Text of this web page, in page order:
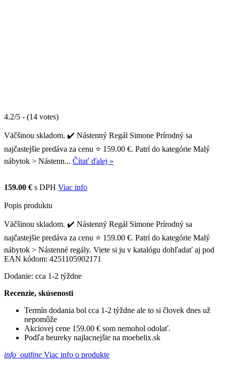
4.2/5 - (14 votes)
Väčšinou skladom. ✔️ Nástenný Regál Simone Prírodný sa
najčastejšie predáva za cenu ⭐ 159.00 €. Patrí do kategórie Malý
nábytok > Nástenn... Čítať ďalej »
159.00 € s DPH Viac info
Popis produktu
Väčšinou skladom. ✔️ Nástenný Regál Simone Prírodný sa
najčastejšie predáva za cenu ⭐ 159.00 €. Patrí do kategórie Malý
nábytok > Nástenné regály. Viete si ju v katalógu dohľadať aj pod
EAN kódom: 4251105902171
Dodanie: cca 1-2 týždne
Recenzie, skúsenosti
Termín dodania bol cca 1-2 týždne ale to si človek dnes už
nepomôže
Akciovej cene 159.00 € som nemohol odolať.
Podľa heureky najlacnejšie na moebelix.sk
info_outline Viac info o produkte